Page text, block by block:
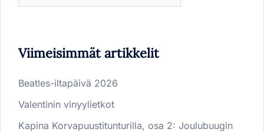
Viimeisimmät artikkelit
Beatles-iltapäivä 2026
Valentinin vinyylietkot
Kapina Korvapuustitunturilla, osa 2: Joulubuugin